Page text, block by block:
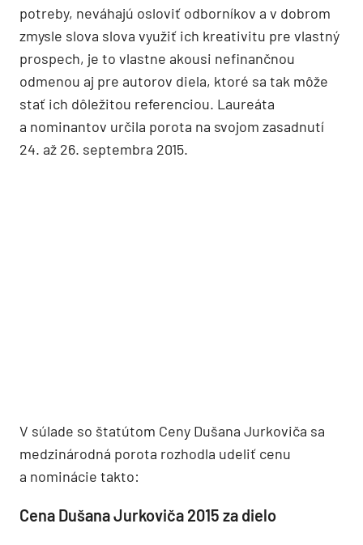
potreby, neváhajú osloviť odborníkov a v dobrom
zmysle slova slova využiť ich kreativitu pre vlastný
prospech, je to vlastne akousi nefinančnou
odmenou aj pre autorov diela, ktoré sa tak môže
stať ich dôležitou referenciou. Laureáta
a nominantov určila porota na svojom zasadnutí
24. až 26. septembra 2015.
V súlade so štatútom Ceny Dušana Jurkoviča sa
medzinárodná porota rozhodla udeliť cenu
a nominácie takto:
Cena Dušana Jurkoviča 2015 za dielo